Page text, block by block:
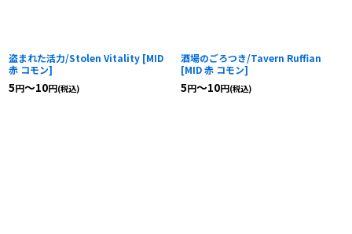
盗まれた活力/Stolen Vitality [MID
赤 コモン]
5円～10円(税込)
酒場のごろつき/Tavern Ruffian
[MID 赤 コモン]
5円～10円(税込)